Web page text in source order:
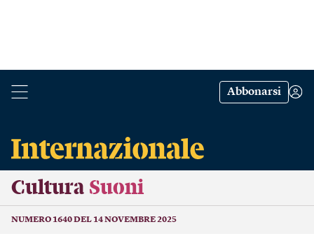
Abbonarsi
Cultura Suoni
NUMERO 1640 DEL 14 NOVEMBRE 2025